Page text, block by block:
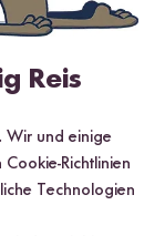
Reis
Wir und einige
Richtlinien
Technologien